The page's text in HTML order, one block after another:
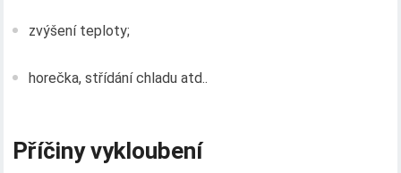
zvýšení teploty;
horečka, střídání chladu atd..
Příčiny vykloubení